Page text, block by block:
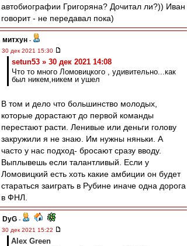
автобиографии Григоряна? Дочитал ли?)) Иван
говорит - не передавал пока)
митхун -
30 дек 2021 15:30
setun53 » 30 дек 2021 14:08
Что то много Ломовицкого , удивительно...как
был никем,никем и ушел
В том и дело что большинство молодых,
которые дорастают до первой команды
перестают расти. Ленивые или деньги голову
закружили я не знаю. Им нужны няньки. А
часто у нас подход- бросают сразу вводу.
Выплывешь если талантливый. Если у
Ломовицкий есть хоть какие амбиции он будет
стараться заиграть в Рубине иначе одна дорога
в ФНЛ.
DyG -
30 дек 2021 15:22
Alex Green